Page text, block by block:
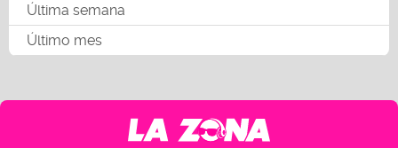
Última semana
Último mes